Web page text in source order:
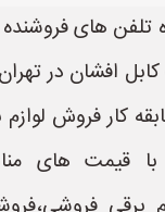
تلفن های
افشان در
کار فروش
قیمت های